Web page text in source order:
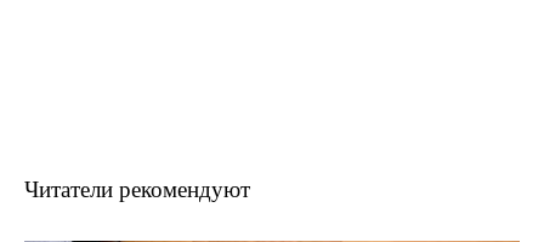
Читатели рекомендуют